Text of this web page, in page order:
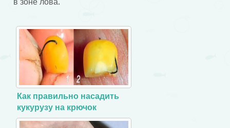
в зоне лова.
Как правильно насадить
кукурузу на крючок